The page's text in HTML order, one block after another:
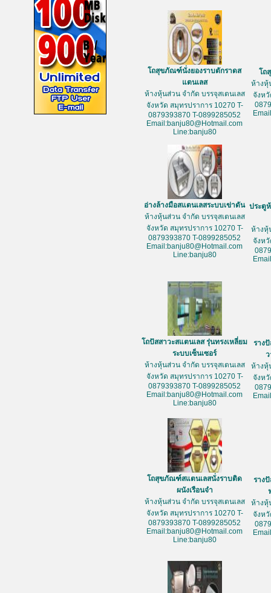
โถสุขภัณฑ์นั่งยองราบตักราดส
แตนเลส
ห้างหุ้นส่วน จำกัด บรรจุสเตนเลส
จังหวัด สมุทรปราการ 10270 T-
0879393870 T-0899285052
Email:banju80@Hotmail.com
Line:banju80
โถ
ห้างหุ้
จังห
อ่างล้างมือสแตนเลสระบบเข่าดัน
ห้างหุ้นส่วน จำกัด บรรจุสเตนเลส
จังหวัด สมุทรปราการ 10270 T-
0879393870 T-0899285052
Email:banju80@Hotmail.com
Line:banju80
ประตู
ห้างหุ้
จังห
โถปัสสาวะสแตนเลส รุ่นทรงเหลี่ยม
ระบบเซ็นเซอร์
ห้างหุ้นส่วน จำกัด บรรจุสเตนเลส
จังหวัด สมุทรปราการ 10270 T-
0879393870 T-0899285052
Email:banju80@Hotmail.com
Line:banju80
ราง
ห้างหุ้
จังห
โถสุขภัณฑ์สแตนเลสนั่งราบติด
ผนังเรือนจำ
ห้างหุ้นส่วน จำกัด บรรจุสเตนเลส
จังหวัด สมุทรปราการ 10270 T-
0879393870 T-0899285052
Email:banju80@Hotmail.com
Line:banju80
ราง
ห้างหุ้
จังห